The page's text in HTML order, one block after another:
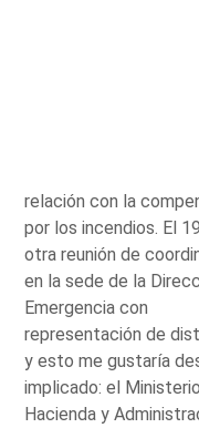
relación con la
por los incendios. El
otra reunión de
en la sede de la
Emergencia con
representación de
y esto me gustaría
implicado: el
Hacienda y